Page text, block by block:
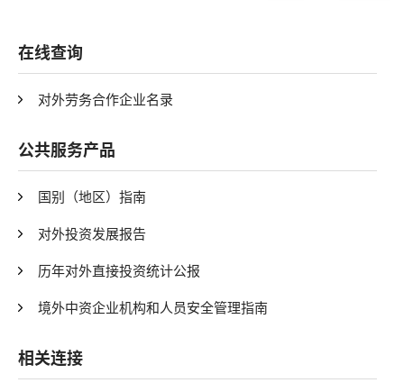
在线查询
对外劳务合作企业名录
公共服务产品
国别（地区）指南
对外投资发展报告
历年对外直接投资统计公报
境外中资企业机构和人员安全管理指南
相关连接